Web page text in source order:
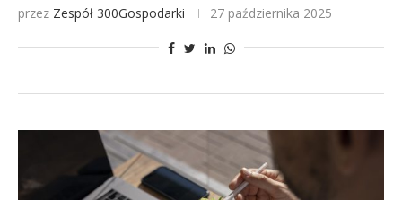
przez Zespół 300Gospodarki 27 października 2025